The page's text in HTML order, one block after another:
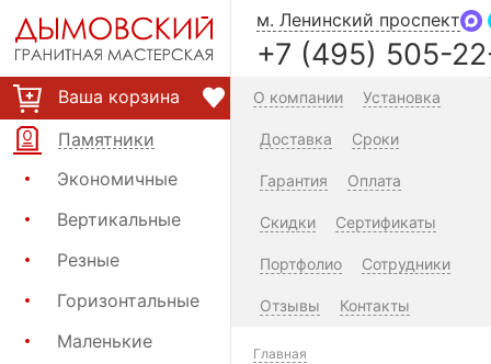
Ваша корзина
Памятники
Экономичные
Вертикальные
Резные
Горизонтальные
Маленькие
м. Ленинский проспект
+7 (495) 505-
О компании Установка
Доставка Сроки
Гарантия Оплата
Скидки Сертификаты
Портфолио Сотрудники
Отзывы Контакты
Главная